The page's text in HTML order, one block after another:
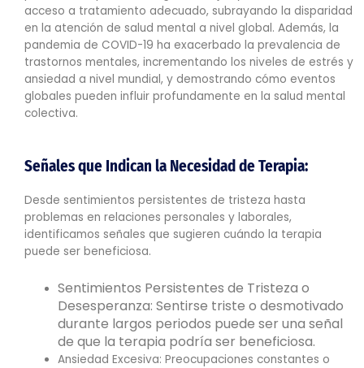
acceso a tratamiento adecuado, subrayando la disparidad
en la atención de salud mental a nivel global. Además, la
pandemia de COVID-19 ha exacerbado la prevalencia de
trastornos mentales, incrementando los niveles de estrés y
ansiedad a nivel mundial, y demostrando cómo eventos
globales pueden influir profundamente en la salud mental
colectiva.
Señales que Indican la Necesidad de Terapia:
Desde sentimientos persistentes de tristeza hasta
problemas en relaciones personales y laborales,
identificamos señales que sugieren cuándo la terapia
puede ser beneficiosa.
Sentimientos Persistentes de Tristeza o
Desesperanza: Sentirse triste o desmotivado
durante largos periodos puede ser una señal
de que la terapia podría ser beneficiosa.
Ansiedad Excesiva: Preocupaciones constantes o